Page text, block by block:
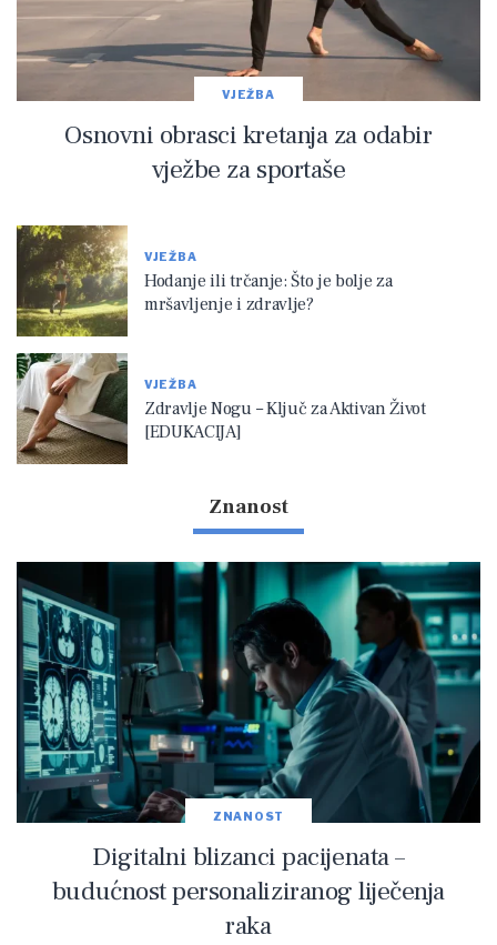
VJEŽBA
Osnovni obrasci kretanja za odabir
vježbe za sportaše
VJEŽBA
Hodanje ili trčanje: Što je bolje za
mršavljenje i zdravlje?
VJEŽBA
Zdravlje Nogu – Ključ za Aktivan Život
[EDUKACIJA]
Znanost
ZNANOST
Digitalni blizanci pacijenata –
budućnost personaliziranog liječenja
raka